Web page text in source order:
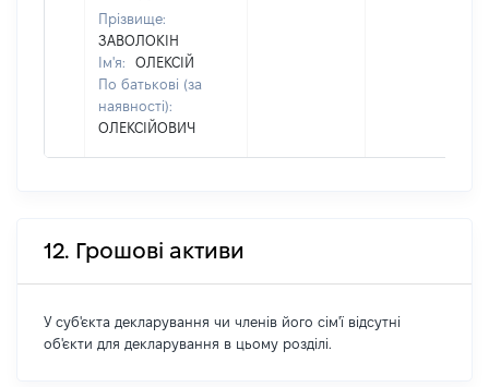
Прізвище:
ЗАВОЛОКІН
Ім'я:
ОЛЕКСІЙ
По батькові (за
наявності):
ОЛЕКСІЙОВИЧ
12. Грошові активи
У суб'єкта декларування чи членів його сім'ї відсутні
об'єкти для декларування в цьому розділі.